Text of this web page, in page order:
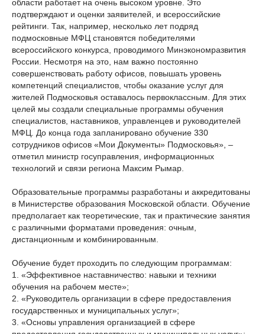
области работает на очень высоком уровне. Это
подтверждают и оценки заявителей, и всероссийские
рейтинги. Так, например, несколько лет подряд
подмосковные МФЦ становятся победителями
всероссийского конкурса, проводимого Минэкономразвития
России. Несмотря на это, нам важно постоянно
совершенствовать работу офисов, повышать уровень
компетенций специалистов, чтобы оказание услуг для
жителей Подмосковья оставалось первоклассным. Для этих
целей мы создали специальные программы обучения
специалистов, наставников, управленцев и руководителей
МФЦ. До конца года запланировано обучение 330
сотрудников офисов «Мои Документы» Подмосковья», –
отметил министр госуправления, информационных
технологий и связи региона Максим Рымар.
Образовательные программы разработаны и аккредитованы
в Министерстве образования Московской области. Обучение
предполагает как теоретические, так и практические занятия
с различными форматами проведения: очным,
дистанционным и комбинированным.
Обучение будет проходить по следующим программам:
1. «Эффективное наставничество: навыки и техники
обучения на рабочем месте»;
2. «Руководитель организации в сфере предоставления
государственных и муниципальных услуг»;
3. «Основы управления организацией в сфере